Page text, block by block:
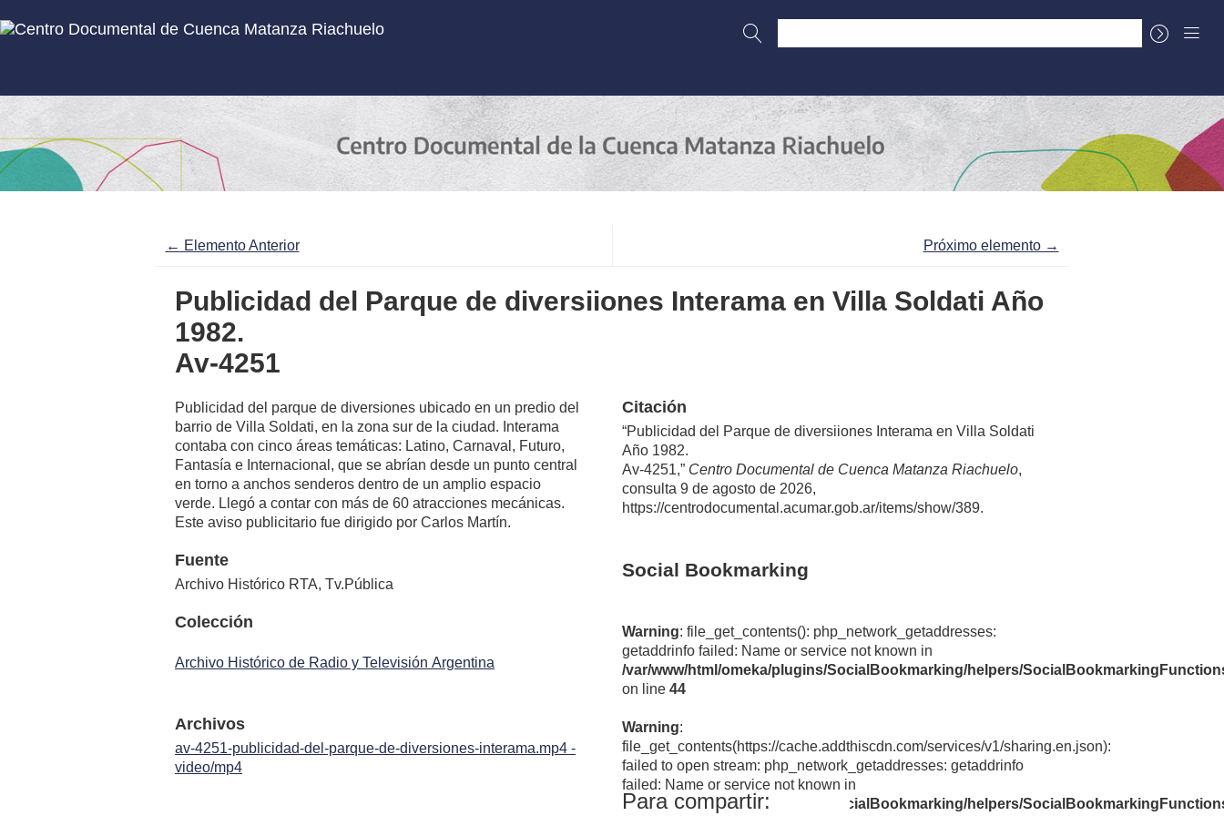
Inicio Subcolecciones Sobre el Centro Documental
La Cuenca
← Elemento Anterior Próximo elemento →
Publicidad del Parque de diversiiones Interama en Villa Soldati Año
1982.
Av-4251
Publicidad del parque de diversiones ubicado en un predio del
barrio de Villa Soldati, en la zona sur de la ciudad. Interama
contaba con cinco áreas temáticas: Latino, Carnaval, Futuro,
Fantasía e Internacional, que se abrían desde un punto central
en torno a anchos senderos dentro de un amplio espacio
verde. Llegó a contar con más de 60 atracciones mecánicas.
Este aviso publicitario fue dirigido por Carlos Martín.
Fuente
Archivo Histórico RTA, Tv.Pública
Colección
Archivo Histórico de Radio y Televisión Argentina
Archivos
av-4251-publicidad-del-parque-de-diversiones-interama.mp4 -
video/mp4
Citación
“Publicidad del Parque de diversiiones Interama en Villa Soldati
Año 1982.
Av-4251,” Centro Documental de Cuenca Matanza Riachuelo,
consulta 9 de agosto de 2026,
https://centrodocumental.acumar.gob.ar/items/show/389.
Social Bookmarking
Warning: file_get_contents(): php_network_getaddresses:
getaddrinfo failed: Name or service not known in
/var/www/html/omeka/plugins/SocialBookmarking/helpers/
on line 44
Warning:
file_get_contents(https://cache.addthiscdn.com/services/v1/sharing.en.json):
failed to open stream: php_network_getaddresses: getaddrinfo
failed: Name or service not known in
/var/www/html/omeka/plugins/SocialBookmarking/helpers/